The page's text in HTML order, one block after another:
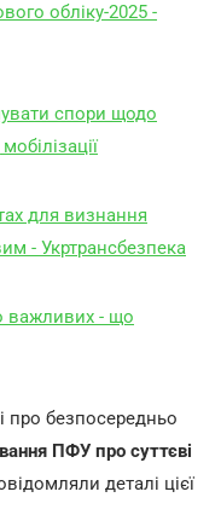
обліку-2025 -
спори щодо
для визнання
- Укртрансбезпека
важливих - що
про безпосередньо
ПФУ про суттєві
деталі цієї